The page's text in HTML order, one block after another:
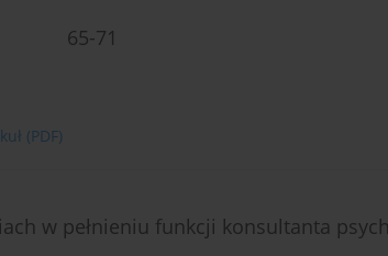
65-71
(PDF)
w pełnieniu funkcji konsultanta